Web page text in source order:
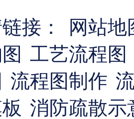
接：
网站
工艺流程图
流程图制作
消防疏散示